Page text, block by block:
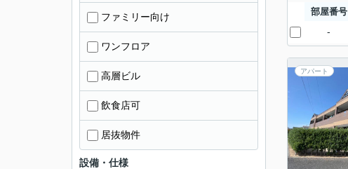
部屋番号
-
アパート
ファミリー向け
ワンフロア
高層ビル
飲食店可
居抜物件
設備・仕様